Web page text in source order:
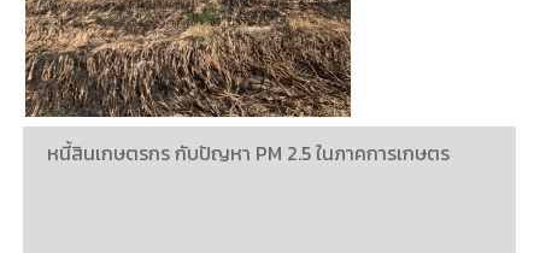
หนี้สินเกษตรกร กับปัญหา PM 2.5 ในภาคการเกษตร